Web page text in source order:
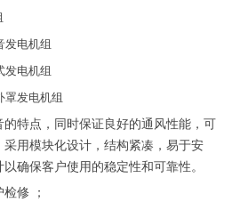
发电机组
发电机组
罩发电机组
特点，同时保证良好的通风性能，可
用模块化设计，结构紧凑，易于安
确保客户使用的稳定性和可靠性。
修 ；